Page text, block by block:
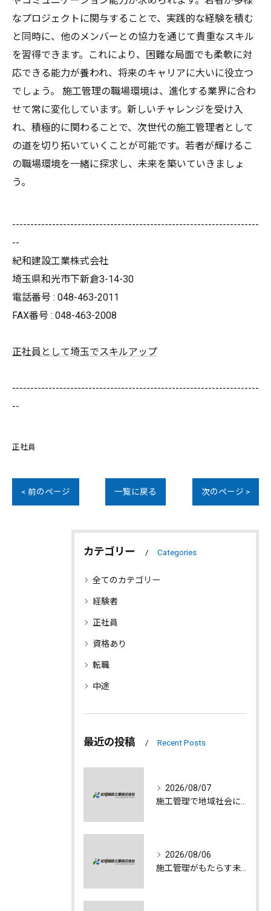
なプロジェクトに関与することで、実践的な経験を積む
と同時に、他のメンバーとの協力を通じて貴重なスキル
を習得できます。これにより、困難な局面でも柔軟に対
応できる能力が養われ、将来のキャリアに大いに役立つ
でしょう。 施工管理の職場環境は、進化する業界に合わ
せて常に変化しています。新しいチャレンジを受け入
れ、積極的に関わることで、次世代の施工管理者として
の道を切り拓いていくことが可能です。若者が輝けるこ
の職場環境を一緒に探求し、未来を築いていきましょ
う。
--------------------------------------------------------------------
--
紀和建設工業株式会社
埼玉県和光市下新倉3-14-30
電話番号 : 048-463-2011
FAX番号 : 048-463-2008
正社員として埼玉でスキルアップ
--------------------------------------------------------------------
--
正社員
< 前のページ 一覧に戻る 次のページ >
カテゴリー Categories
全てのカテゴリー
経験者
正社員
資格あり
転職
中途
最近の投稿 Recent Posts
2026/08/07
2026/08/06